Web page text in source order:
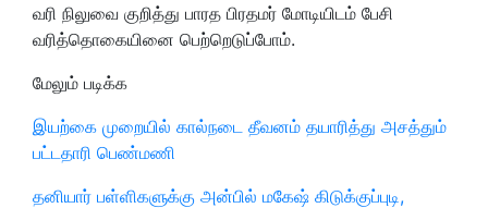
வரி நிலுவை குறித்து பாரத பிரதமர் மோடியிடம் பேசி
வரித்தொகையினை பெற்றெடுப்போம்.
மேலும் படிக்க
இயற்கை முறையில் கால்நடை தீவனம் தயாரித்து அசத்தும்
பட்டதாரி பெண்மணி
தனியார் பள்ளிகளுக்கு அன்பில் மகேஷ் கிடுக்குப்புடி,